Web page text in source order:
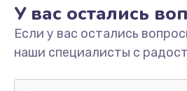
Замена/Pемонт
1300 руб.
Заказать
У вас остались
Если у вас остались
наши специалисты с